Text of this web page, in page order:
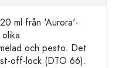
ml från 'Aurora'-
och pesto. Det
off-lock (DTO 66).